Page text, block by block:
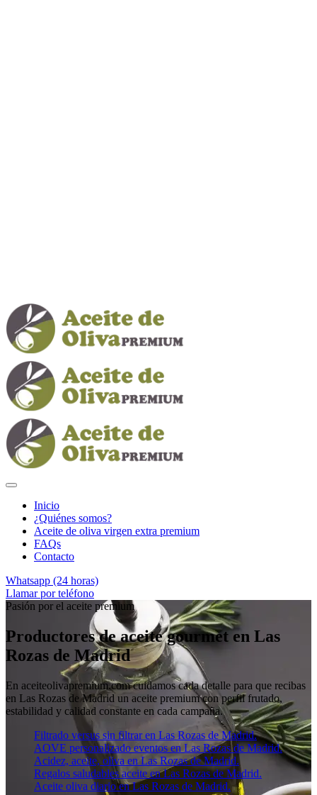
Inicio
¿Quiénes somos?
Aceite de oliva virgen extra premium
FAQs
Contacto
Whatsapp (24 horas)
Llamar por teléfono
Pasión por el aceite premium
Productores de aceite gourmet en Las
Rozas de Madrid
En aceiteolivapremium.com cuidamos cada detalle para que recibas
en Las Rozas de Madrid un aceite premium con perfil frutado,
estabilidad y calidad constante en cada campaña.
Filtrado versus sin filtrar en Las Rozas de Madrid.
AOVE personalizado eventos en Las Rozas de Madrid.
Acidez, aceite, oliva en Las Rozas de Madrid.
Regalos saludables aceite en Las Rozas de Madrid.
Aceite oliva diario en Las Rozas de Madrid.